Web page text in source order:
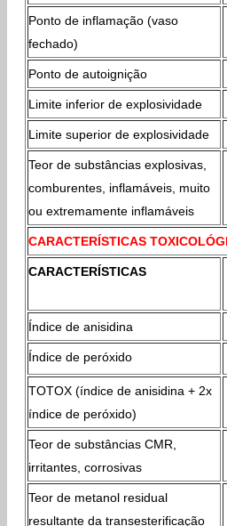
Ponto de inflamação (vaso
fechado)
Ponto de autoignição
Limite inferior de explosividade
Limite superior de explosividade
Teor de substâncias explosivas,
comburentes, inflamáveis, muito
ou extremamente inflamáveis ​
CARACTERÍSTICAS
CARACTERÍSTICAS
Índice de anisidina
Índice de peróxido
TOTOX (índice de anisidina + 2x
índice de peróxido)
Teor de substâncias CMR,
irritantes, corrosivas
Teor de metanol residual
resultante da transesterificação